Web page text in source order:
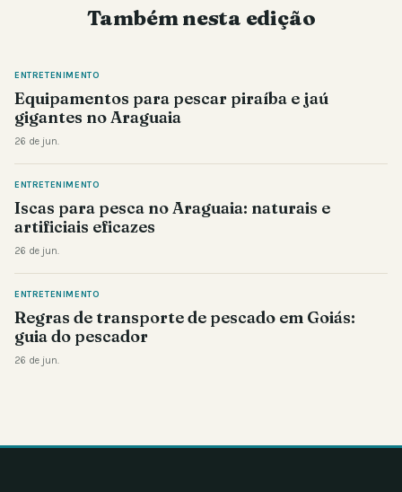
Também nesta edição
ENTRETENIMENTO
Equipamentos para pescar piraíba e jaú
gigantes no Araguaia
26 de jun.
ENTRETENIMENTO
Iscas para pesca no Araguaia: naturais e
artificiais eficazes
26 de jun.
ENTRETENIMENTO
Regras de transporte de pescado em Goiás:
guia do pescador
26 de jun.